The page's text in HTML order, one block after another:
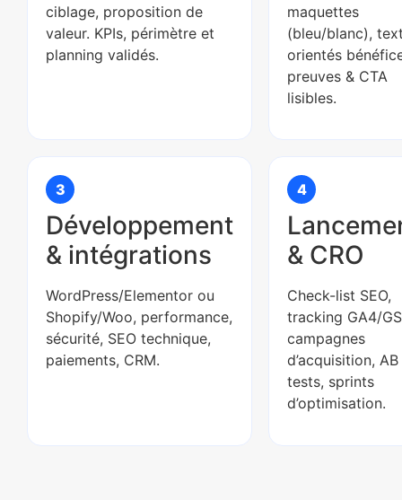
ciblage, proposition de
valeur. KPIs, périmètre et
planning validés.
maquettes
(bleu/blanc),
orientés
preuves & CTA
lisibles.
3
Développement
& intégrations
WordPress/Elementor ou
Shopify/Woo, performance,
sécurité, SEO technique,
paiements, CRM.
4
& CRO
Check-list SEO,
tracking GA4/
campagnes
d’acquisition, AB
tests, sprints
d’optimisation.